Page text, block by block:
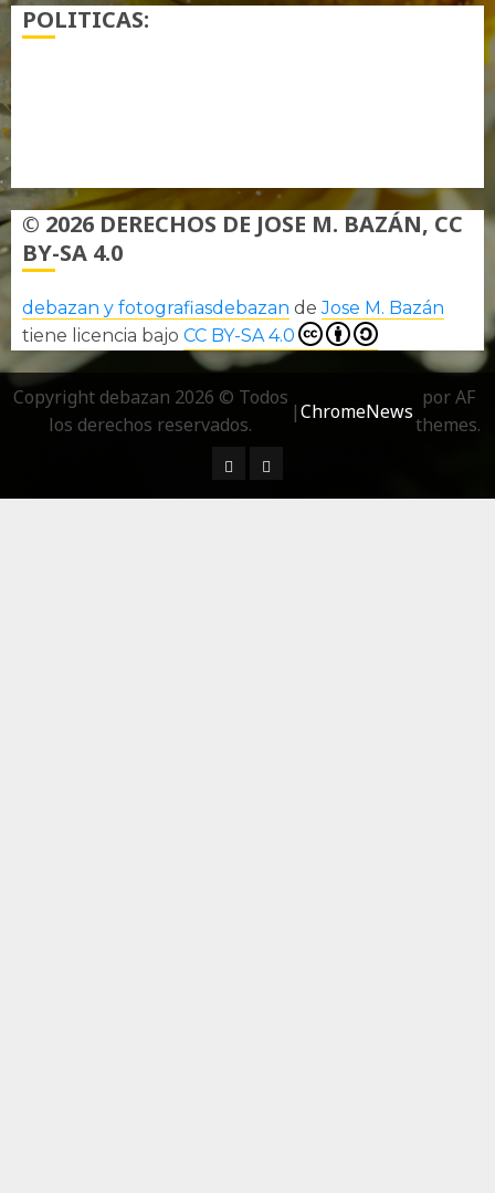
POLITICAS:
© 2026 DERECHOS DE JOSE M. BAZÁN, CC
BY-SA 4.0
debazan y fotografiasdebazan deJose M. Bazán
tiene licencia bajo CC BY-SA 4.0
Copyright debazan 2026 © Todos
los derechos reservados.
|ChromeNews
por AF
themes.
¿ Quién soy…?
Más información sobre las